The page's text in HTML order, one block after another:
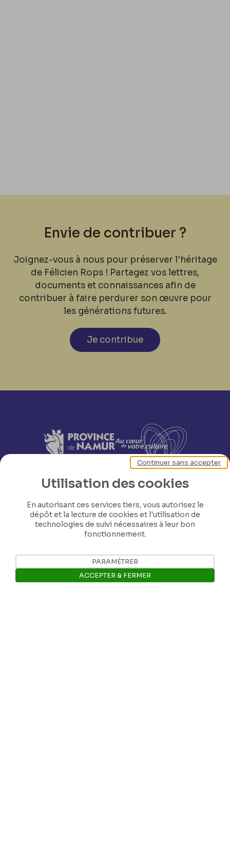
Envie de contribuer ?
Joignez-vous à nous pour préserver l'héritage
de Félicien Rops ! Partagez vos lettres,
documents et connaissances afin de
contribuer à faire perdurer son œuvre pour
les générations futures.
Je contribue
Utilisation des cookies
En autorisant ces services tiers, vous autorisez le
dépôt et la lecture de cookies et l'utilisation de
technologies de suivi nécessaires à leur bon
fonctionnement.
Continuer sans accepter
PARAMÉTRER
ACCEPTER & FERMER